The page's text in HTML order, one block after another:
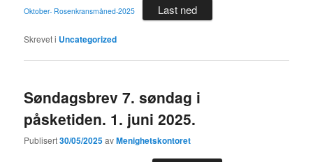
Oktober- Rosenkransmåned-2025 Last ned
Skrevet i Uncategorized
Søndagsbrev 7. søndag i
påsketiden. 1. juni 2025.
Publisert30/05/2025avMenighetskontoret